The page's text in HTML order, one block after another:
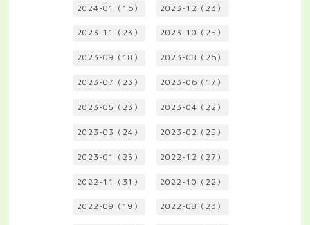
2024-01（16） 2023-12（23）
2023-11（23） 2023-10（25）
2023-09（18） 2023-08（26）
2023-07（23） 2023-06（17）
2023-05（23） 2023-04（22）
2023-03（24） 2023-02（25）
2023-01（25） 2022-12（27）
2022-11（31） 2022-10（22）
2022-09（19） 2022-08（23）